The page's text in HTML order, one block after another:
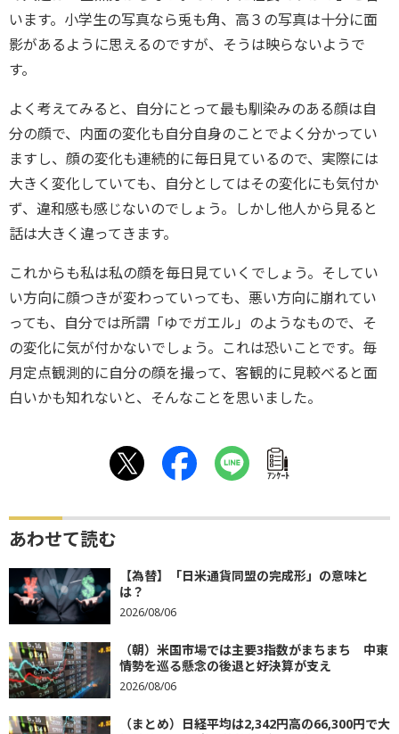
います。小学生の写真なら兎も角、高３の写真は十分に面
影があるように思えるのですが、そうは映らないようで
す。
よく考えてみると、自分にとって最も馴染みのある顔は自
分の顔で、内面の変化も自分自身のことでよく分かってい
ますし、顔の変化も連続的に毎日見ているので、実際には
大きく変化していても、自分としてはその変化にも気付か
ず、違和感も感じないのでしょう。しかし他人から見ると
話は大きく違ってきます。
これからも私は私の顔を毎日見ていくでしょう。そしてい
い方向に顔つきが変わっていっても、悪い方向に崩れてい
っても、自分では所謂「ゆでガエル」のようなもので、そ
の変化に気が付かないでしょう。これは恐いことです。毎
月定点観測的に自分の顔を撮って、客観的に見較べると面
白いかも知れないと、そんなことを思いました。
ｱﾝｹｰﾄ
あわせて読む
【為替】「日米通貨同盟の完成形」の意味と
は？
2026/08/06
（朝）米国市場では主要3指数がまちまち 中東
情勢を巡る懸念の後退と好決算が支え
2026/08/06
（まとめ）日経平均は2,342円高の66,300円で大